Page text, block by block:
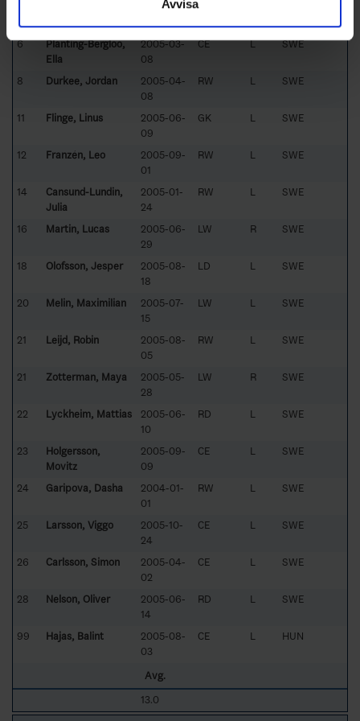
Avvisa
2005-05-
LD
6
Planting-Bergloo,
Ella
2005-03-
08
CE L SWE
8 Durkee, Jordan
2005-04-
08
RW L SWE
11 Flinge, Linus
2005-06-
09
GK L SWE
12 Franzén, Leo
2005-09-
01
RW L SWE
14
Cansund-Lundin,
Julia
2005-01-
24
RW L SWE
16 Martin, Lucas
2005-06-
29
LW R SWE
18 Olofsson, Jesper
2005-08-
18
LD L SWE
20 Melin, Maximilian
2005-07-
15
LW L SWE
21 Leijd, Robin
2005-08-
05
RW L SWE
21 Zotterman, Maya
2005-05-
28
LW R SWE
22 Lyckheim, Mattias
2005-06-
10
RD L SWE
23
Holgersson,
Movitz
2005-09-
09
CE L SWE
24 Garipova, Dasha
2004-01-
01
RW L SWE
25 Larsson, Viggo
2005-10-
24
CE L SWE
26 Carlsson, Simon
2005-04-
02
CE L SWE
28 Nelson, Oliver
2005-06-
14
RD L SWE
99 Hajas, Balint
2005-08-
03
CE L HUN
Avg.
13.0